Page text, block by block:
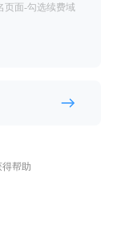
页面-勾选续费域
得帮助